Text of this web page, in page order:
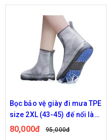
Bọc bảo vệ giày đi mưa TPE
size L (37-39) đế nổi làm
dày chống trơn trượt mài
80,000đ 99,000đ